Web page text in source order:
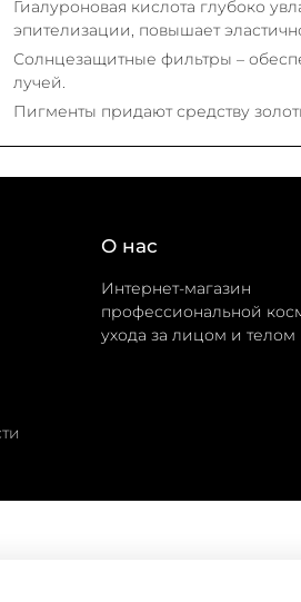
Гиалуроновая кислота глубоко
эпителизации, повышает
Солнцезащитные фильтры –
лучей.
Пигменты придают средству
О нас
Интернет-магазин
профессиональной
ухода за лицом и телом